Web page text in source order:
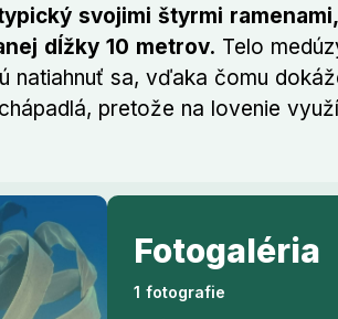
svojimi štyrmi
dĺžky 10 metrov. Telo
natiahnuť sa, vďaka čomu
pretože na lovenie
Fotogaléria
1 fotografie